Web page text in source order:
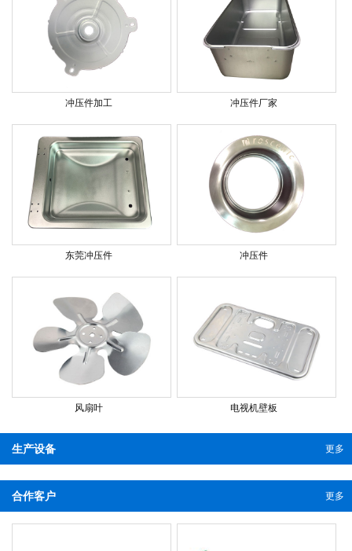
冲压件加工 冲压件厂家
东莞冲压件 冲压件
风扇叶 电视机壁板
更多
生产设备
更多
合作客户